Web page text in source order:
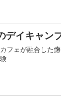
デイキャン
フェが融合した